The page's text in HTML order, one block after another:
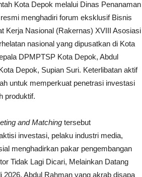
Kota Depok melalui Dinas Penanaman
menghadiri forum eksklusif Bisnis
Kerja Nasional (Rakernas) XVIII Asosiasi
nasional yang dipusatkan di Kota
DPMPTSP Kota Depok, Abdul
Depok, Supian Suri. Keterlibatan aktif
untuk memperkuat penetrasi investasi
produktif.
and Matching tersebut
investasi, pelaku industri media,
menghadirkan pakar pengembangan
Tidak Lagi Dicari, Melainkan Datang
Abdul Rahman yang akrab disapa